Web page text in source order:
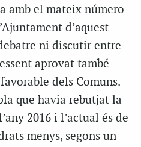
amb el mateix número
d’aquest
ni discutir entre
aprovat també
dels Comuns.
que havia rebutjat la
2016 i l’actual és de
menys, segons un